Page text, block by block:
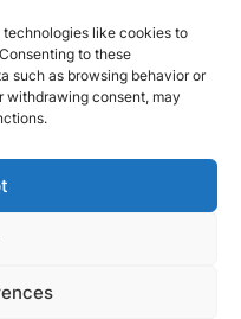
like cookies to
to these
such as browsing behavior or
withdrawing consent, may
टी20 लीग भविष्यवाणियाँ
क्रिकेट भविष्यवाणियाँ
विश्लेषण